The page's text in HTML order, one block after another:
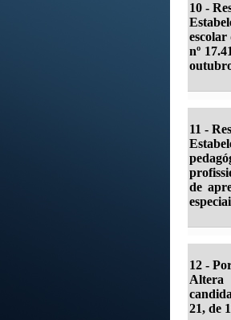
10 -
nº
11 -
de
12 -
Altera
21, de